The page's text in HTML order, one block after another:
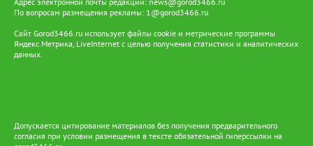
По вопросам размещения рекламы: 1@gorod3466.ru
Сайт Gorod3466.ru использует файлы cookie и метрические программы
Яндекс.Метрика, LiveInternet с целью получения статистики и аналитических
данных.
Допускается цитирование материалов без получения предварительного
согласия при условии размещения в тексте обязательной гиперссылки на